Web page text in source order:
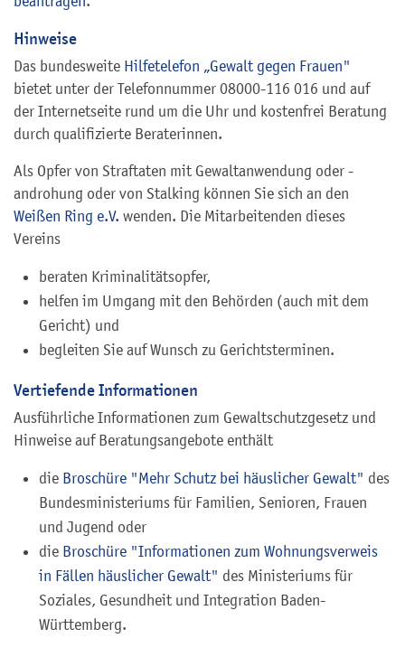
Hinweise
Das bundesweite Hilfetelefon „Gewalt gegen Frauen"
bietet unter der Telefonnummer 08000-116 016 und auf
der Internetseite rund um die Uhr und kostenfrei Beratung
durch qualifizierte Beraterinnen.
Als Opfer von Straftaten mit Gewaltanwendung oder -
androhung oder von Stalking können Sie sich an den
Weißen Ring e.V. wenden. Die Mitarbeitenden dieses
Vereins
beraten Kriminalitätsopfer,
helfen im Umgang mit den Behörden (auch mit dem
Gericht) und
begleiten Sie auf Wunsch zu Gerichtsterminen.
Vertiefende Informationen
Ausführliche Informationen zum Gewaltschutzgesetz und
Hinweise auf Beratungsangebote enthält
die Broschüre "Mehr Schutz bei häuslicher Gewalt" des
Bundesministeriums für Familien, Senioren, Frauen
und Jugend oder
die Broschüre "Informationen zum Wohnungsverweis
in Fällen häuslicher Gewalt" des Ministeriums für
Soziales, Gesundheit und Integration Baden-
Württemberg.